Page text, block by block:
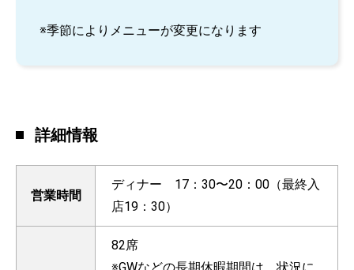
※季節によりメニューが変更になります
詳細情報
営業時間
ディナー 17：30〜20：00（最終入
店19：30）
82席